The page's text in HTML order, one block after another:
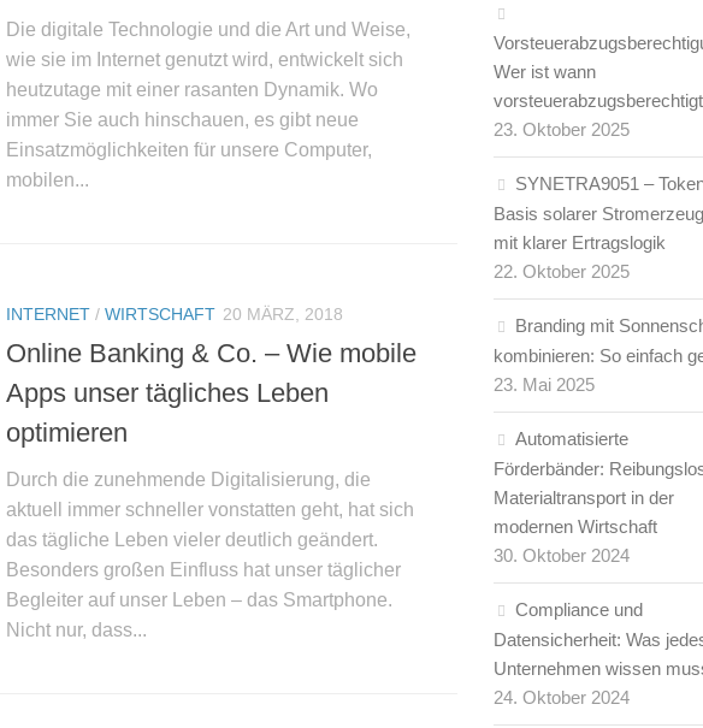
Die digitale Technologie und die Art und Weise,
wie sie im Internet genutzt wird, entwickelt sich
heutzutage mit einer rasanten Dynamik. Wo
immer Sie auch hinschauen, es gibt neue
Einsatzmöglichkeiten für unsere Computer,
mobilen...
INTERNET / WIRTSCHAFT 20 MÄRZ, 2018
Online Banking & Co. – Wie mobile
Apps unser tägliches Leben
optimieren
Durch die zunehmende Digitalisierung, die
aktuell immer schneller vonstatten geht, hat sich
das tägliche Leben vieler deutlich geändert.
Besonders großen Einfluss hat unser täglicher
Begleiter auf unser Leben – das Smartphone.
Nicht nur, dass...
Wer ist wann
23. Oktober 2025
SYNETRA9051 –
Basis solarer
mit klarer Ertragslogik
22. Oktober 2025
Branding mit
kombinieren: So einfach
23. Mai 2025
Automatisierte
Förderbänder:
Materialtransport in der
modernen Wirtschaft
30. Oktober 2024
Compliance und
Datensicherheit: Was
Unternehmen wissen
24. Oktober 2024